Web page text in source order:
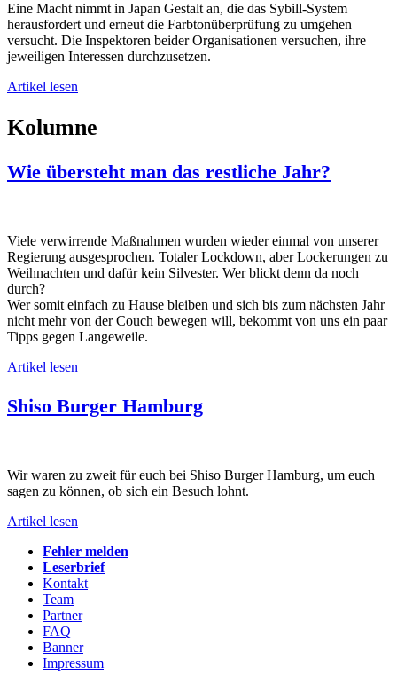
Eine Macht nimmt in Japan Gestalt an, die das Sybill-System
herausfordert und erneut die Farbtonüberprüfung zu umgehen
versucht. Die Inspektoren beider Organisationen versuchen, ihre
jeweiligen Interessen durchzusetzen.
Artikel lesen
Kolumne
Wie übersteht man das restliche Jahr?
Viele verwirrende Maßnahmen wurden wieder einmal von unserer
Regierung ausgesprochen. Totaler Lockdown, aber Lockerungen zu
Weihnachten und dafür kein Silvester. Wer blickt denn da noch
durch?
Wer somit einfach zu Hause bleiben und sich bis zum nächsten Jahr
nicht mehr von der Couch bewegen will, bekommt von uns ein paar
Tipps gegen Langeweile.
Artikel lesen
Shiso Burger Hamburg
Wir waren zu zweit für euch bei Shiso Burger Hamburg, um euch
sagen zu können, ob sich ein Besuch lohnt.
Artikel lesen
Fehler melden
Leserbrief
Kontakt
Team
Partner
FAQ
Banner
Impressum